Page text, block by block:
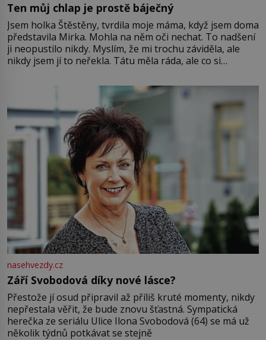
Ten můj chlap je prostě báječný
Jsem holka Štěstěny, tvrdila moje máma, když jsem doma
představila Mirka. Mohla na něm oči nechat. To nadšení
ji neopustilo nikdy. Myslím, že mi trochu záviděla, ale
nikdy jsem jí to neřekla. Tátu měla ráda, ale co si
Jsme spolu moc rádi Tehdy byla jiná doba, když
nasehvezdy.cz
Září Svobodová díky nové lásce?
Přestože jí osud připravil až příliš kruté momenty, nikdy
nepřestala věřit, že bude znovu šťastná. Sympatická
herečka ze seriálu Ulice Ilona Svobodová (64) se má už
několik týdnů potkávat se stejně